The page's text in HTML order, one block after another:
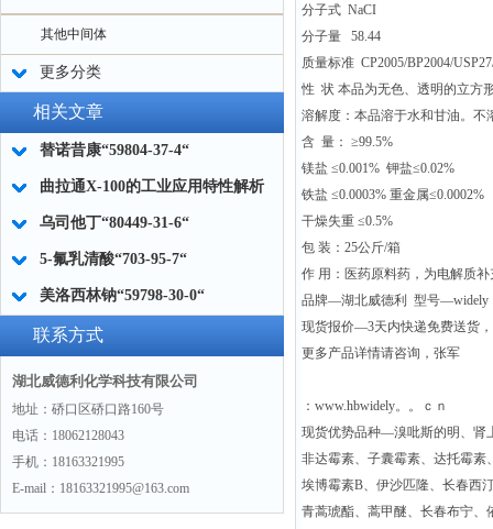
其他中间体
更多分类
相关文章
替诺昔康“59804-37-4“
曲拉通X-100的工业应用特性解析
乌司他丁“80449-31-6“
5-氟乳清酸“703-95-7“
美洛西林钠“59798-30-0“
联系方式
湖北威德利化学科技有限公司
地址：硚口区硚口路160号
电话：18062128043
手机：18163321995
E-mail：18163321995@163.com
分子式 NaCI
分子量 58.44
质量标准 CP2005/BP2004/
性 状 本品为无色、透明的立方
溶解度：本品溶于水和甘油。不
含 量： ≥99.5%
镁盐 ≤0.001% 钾盐≤0.02%
铁盐 ≤0.0003% 重金属≤0.0002%
干燥失重 ≤0.5%
包 装：25公斤/箱
作 用：医药原料药，为电解质
品牌—湖北威德利 型号—widely
现货报价—3天内快递免费送货
更多产品详情请咨询，张军
：www.hbwidely。。ｃｎ
现货优势品种—溴吡斯的明、肾
非达霉素、子囊霉素、达托霉素
埃博霉素B、伊沙匹隆、长春西
青蒿琥酯、蒿甲醚、长春布宁